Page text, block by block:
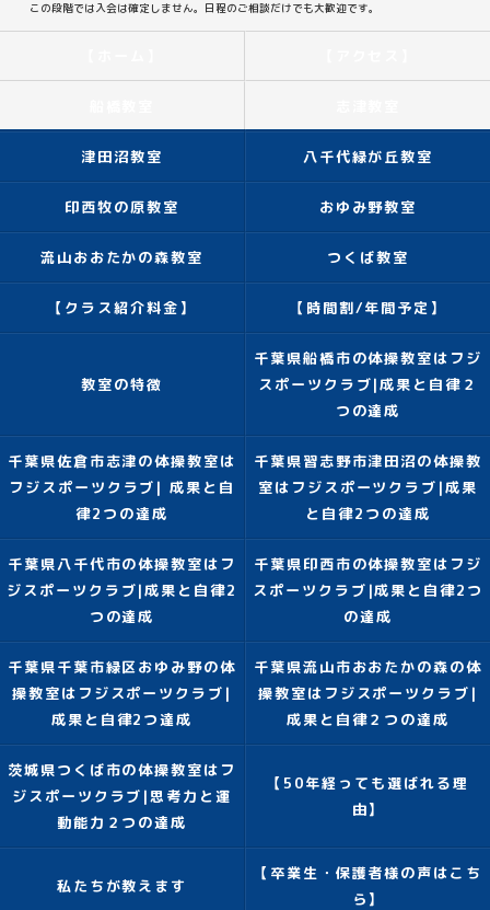
この段階では入会は確定しません。日程のご相談だけでも大歓迎です。
津田沼教室 八千代緑が丘教室
印西牧の原教室 おゆみ野教室
流山おおたかの森教室 つくば教室
【クラス紹介料金】 【時間割/年間予定】
教室の特徴
千葉県船橋市の体操教室はフジ
スポーツクラブ|成果と自律２
つの達成
千葉県佐倉市志津の体操教室は
フジスポーツクラブ| 成果と自
律2つの達成
千葉県習志野市津田沼の体操教
室はフジスポーツクラブ|成果
と自律2つの達成
千葉県八千代市の体操教室はフ
ジスポーツクラブ|成果と自律2
つの達成
千葉県印西市の体操教室はフジ
スポーツクラブ|成果と自律2つ
の達成
千葉県千葉市緑区おゆみ野の体
操教室はフジスポーツクラブ|
成果と自律2つ達成
千葉県流山市おおたかの森の体
操教室はフジスポーツクラブ|
成果と自律２つの達成
茨城県つくば市の体操教室はフ
ジスポーツクラブ|思考力と運
動能力２つの達成
【50年経っても選ばれる理
由】
私たちが教えます
【卒業生・保護者様の声はこち
ら】